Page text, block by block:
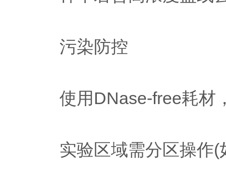
污染防控
使用DNase-free耗材
实验区域需分区操作(